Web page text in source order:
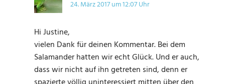
24. März 2017 um 12:07 Uhr
Hi Justine,
vielen Dank für deinen Kommentar. Bei dem
Salamander hatten wir echt Glück. Und er auch,
dass wir nicht auf ihn getreten sind, denn er